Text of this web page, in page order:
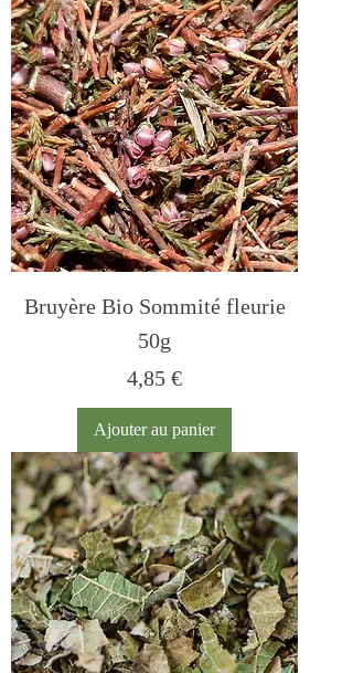
Bruyère Bio Sommité fleurie
50g
Prix
4,85 €
Ajouter au panier